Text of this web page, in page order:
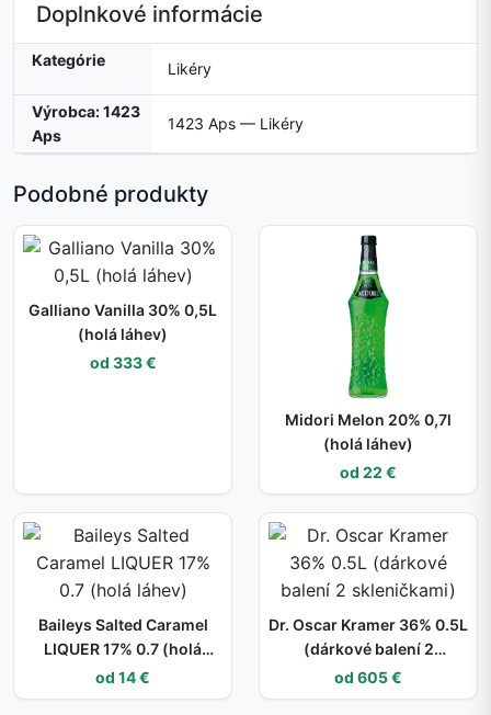
Doplnkové informácie
Kategórie Likéry
Výrobca: 1423
Aps
1423 Aps — Likéry
Podobné produkty
Galliano Vanilla 30% 0,5L
(holá láhev)
od 333 €
Midori Melon 20% 0,7l
(holá láhev)
od 22 €
Baileys Salted Caramel
LIQUER 17% 0.7 (holá
láhev)
od 14 €
Dr. Oscar Kramer 36% 0.5L
(dárkové balení 2
skleničkami)
od 605 €